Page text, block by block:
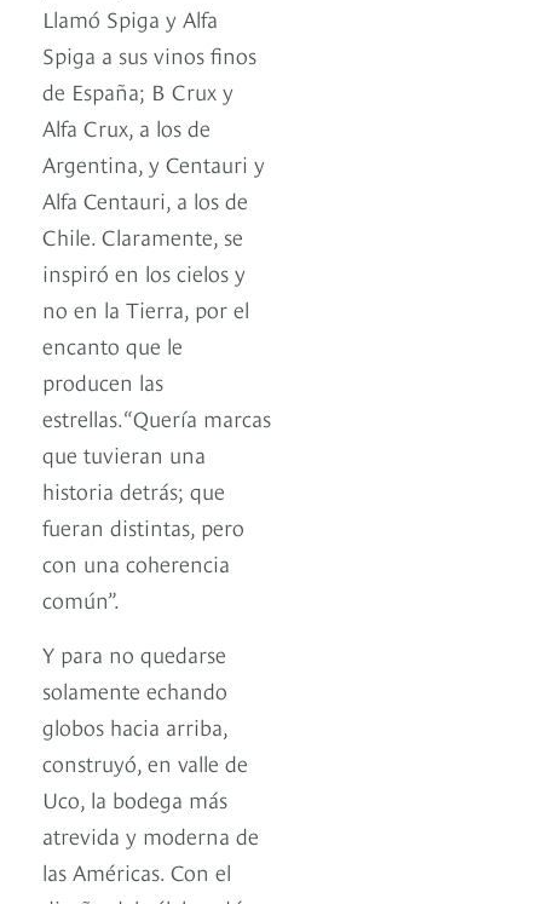
Llamó Spiga y Alfa
Spiga a sus vinos finos
de España; B Crux y
Alfa Crux, a los de
Argentina, y Centauri y
Alfa Centauri, a los de
Chile. Claramente, se
inspiró en los cielos y
no en la Tierra, por el
encanto que le
producen las
estrellas.“Quería marcas
que tuvieran una
historia detrás; que
fueran distintas, pero
con una coherencia
común”.
Y para no quedarse
solamente echando
globos hacia arriba,
construyó, en valle de
Uco, la bodega más
atrevida y moderna de
las Américas. Con el